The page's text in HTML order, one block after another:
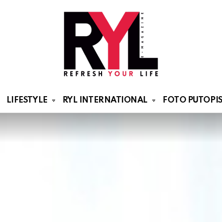
LIFESTYLE RYL INTERNATIONAL FOTO PUTOPISI